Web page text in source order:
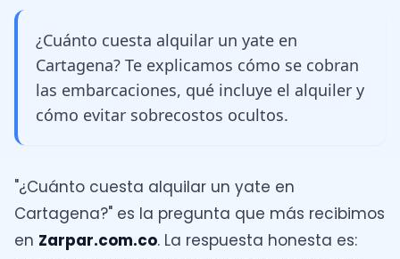
¿Cuánto cuesta alquilar un yate en
Cartagena? Te explicamos cómo se cobran
las embarcaciones, qué incluye el alquiler y
cómo evitar sobrecostos ocultos.
"¿Cuánto cuesta alquilar un yate en
Cartagena?" es la pregunta que más recibimos
en Zarpar.com.co. La respuesta honesta es: